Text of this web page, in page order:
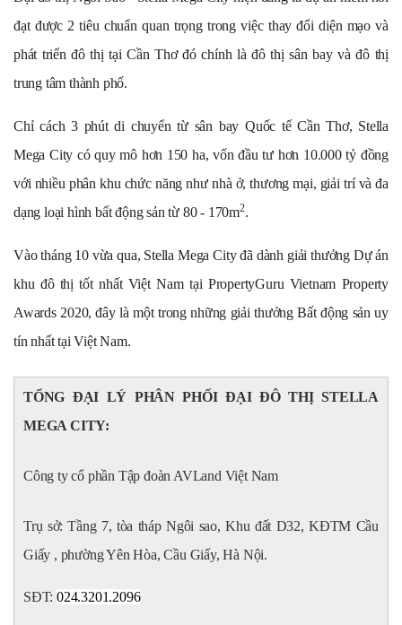
đạt được 2 tiêu chuẩn quan trọng trong việc thay đổi diện mạo và
phát triển đô thị tại Cần Thơ đó chính là đô thị sân bay và đô thị
trung tâm thành phố.
Chỉ cách 3 phút di chuyển từ sân bay Quốc tế Cần Thơ, Stella
Mega City có quy mô hơn 150 ha, vốn đầu tư hơn 10.000 tỷ đồng
với nhiều phân khu chức năng như nhà ở, thương mại, giải trí và đa
dạng loại hình bất động sản từ 80 - 170m2.
Vào tháng 10 vừa qua, Stella Mega City đã dành giải thưởng Dự án
khu đô thị tốt nhất Việt Nam tại PropertyGuru Vietnam Property
Awards 2020, đây là một trong những giải thưởng Bất động sản uy
tín nhất tại Việt Nam.
TỔNG ĐẠI LÝ PHÂN PHỐI ĐẠI ĐÔ THỊ STELLA
MEGA CITY:
Công ty cổ phần Tập đoàn AVLand Việt Nam
Trụ sở: Tầng 7, tòa tháp Ngôi sao, Khu đất D32, KĐTM Cầu
Giấy , phường Yên Hòa, Cầu Giấy, Hà Nội.
SĐT: 024.3201.2096